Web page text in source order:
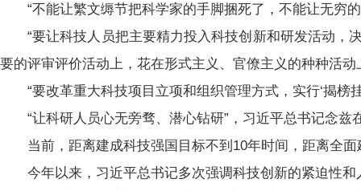
“不能让繁文缛节把科学家的手脚捆死了，不能让无穷
“要让科技人员把主要精力投入科技创新和研发活动，
要的评审评价活动上，花在形式主义、官僚主义的种种活动
“要改革重大科技项目立项和组织管理方式，实行‘揭榜
“让科研人员心无旁骛、潜心钻研”，习近平总书记念兹
当前，距离建成科技强国目标不到10年时间，距离全
今年以来，习近平总书记多次强调科技创新的紧迫性